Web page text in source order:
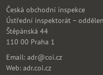
Česká obchodní inspekce
Ústřední inspektorát –
Štěpánská 44
110 00 Praha 1
Email: adr@coi.cz
Web: adr.coi.cz